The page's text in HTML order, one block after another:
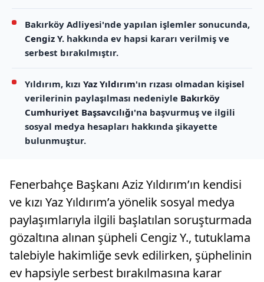
Bakırköy Adliyesi'nde yapılan işlemler sonucunda,
Cengiz Y. hakkında ev hapsi kararı verilmiş ve
serbest bırakılmıştır.
Yıldırım, kızı Yaz Yıldırım'ın rızası olmadan kişisel
verilerinin paylaşılması nedeniyle Bakırköy
Cumhuriyet Başsavcılığı'na başvurmuş ve ilgili
sosyal medya hesapları hakkında şikayette
bulunmuştur.
Fenerbahçe Başkanı Aziz Yıldırım’ın kendisi
ve kızı Yaz Yıldırım’a yönelik sosyal medya
paylaşımlarıyla ilgili başlatılan soruşturmada
gözaltına alınan şüpheli Cengiz Y., tutuklama
talebiyle hakimliğe sevk edilirken, şüphelinin
ev hapsiyle serbest bırakılmasına karar